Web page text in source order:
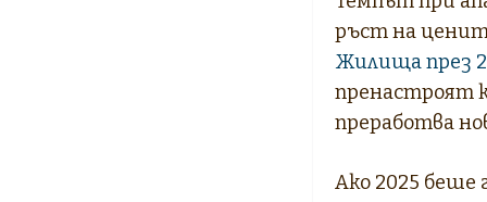
ръст на
Жилища през
пренастроят
преработва
Ако 2025 беше